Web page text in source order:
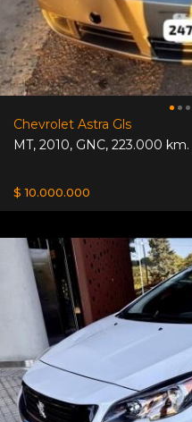
Chevrolet Astra Gls
MT, 2010, GNC, 223.000 km.
$ 10.000.000